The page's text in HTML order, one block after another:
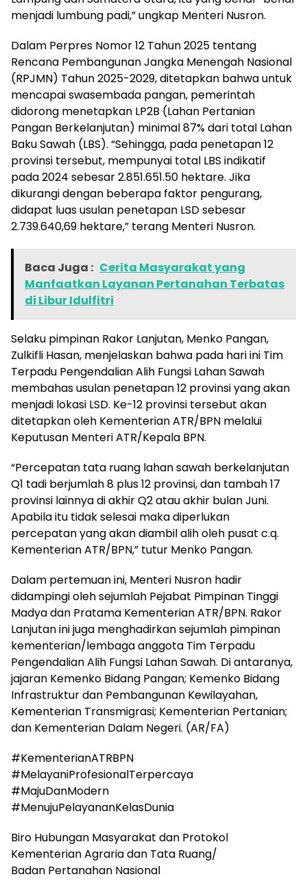
menjadi lumbung padi,” ungkap Menteri Nusron.
Dalam Perpres Nomor 12 Tahun 2025 tentang
Rencana Pembangunan Jangka Menengah Nasional
(RPJMN) Tahun 2025-2029, ditetapkan bahwa untuk
mencapai swasembada pangan, pemerintah
didorong menetapkan LP2B (Lahan Pertanian
Pangan Berkelanjutan) minimal 87% dari total Lahan
Baku Sawah (LBS). “Sehingga, pada penetapan 12
provinsi tersebut, mempunyai total LBS indikatif
pada 2024 sebesar 2.851.651.50 hektare. Jika
dikurangi dengan beberapa faktor pengurang,
didapat luas usulan penetapan LSD sebesar
2.739.640,69 hektare,” terang Menteri Nusron.
Baca Juga : Cerita Masyarakat yang
Manfaatkan Layanan Pertanahan Terbatas
di Libur Idulfitri
Selaku pimpinan Rakor Lanjutan, Menko Pangan,
Zulkifli Hasan, menjelaskan bahwa pada hari ini Tim
Terpadu Pengendalian Alih Fungsi Lahan Sawah
membahas usulan penetapan 12 provinsi yang akan
menjadi lokasi LSD. Ke-12 provinsi tersebut akan
ditetapkan oleh Kementerian ATR/BPN melalui
Keputusan Menteri ATR/Kepala BPN.
“Percepatan tata ruang lahan sawah berkelanjutan
Q1 tadi berjumlah 8 plus 12 provinsi, dan tambah 17
provinsi lainnya di akhir Q2 atau akhir bulan Juni.
Apabila itu tidak selesai maka diperlukan
percepatan yang akan diambil alih oleh pusat c.q.
Kementerian ATR/BPN,” tutur Menko Pangan.
Dalam pertemuan ini, Menteri Nusron hadir
didampingi oleh sejumlah Pejabat Pimpinan Tinggi
Madya dan Pratama Kementerian ATR/BPN. Rakor
Lanjutan ini juga menghadirkan sejumlah pimpinan
kementerian/lembaga anggota Tim Terpadu
Pengendalian Alih Fungsi Lahan Sawah. Di antaranya,
jajaran Kemenko Bidang Pangan; Kemenko Bidang
Infrastruktur dan Pembangunan Kewilayahan,
Kementerian Transmigrasi; Kementerian Pertanian;
dan Kementerian Dalam Negeri. (AR/FA)
#KementerianATRBPN
#MelayaniProfesionalTerpercaya
#MajuDanModern
#MenujuPelayananKelasDunia
Biro Hubungan Masyarakat dan Protokol
Kementerian Agraria dan Tata Ruang/
Badan Pertanahan Nasional